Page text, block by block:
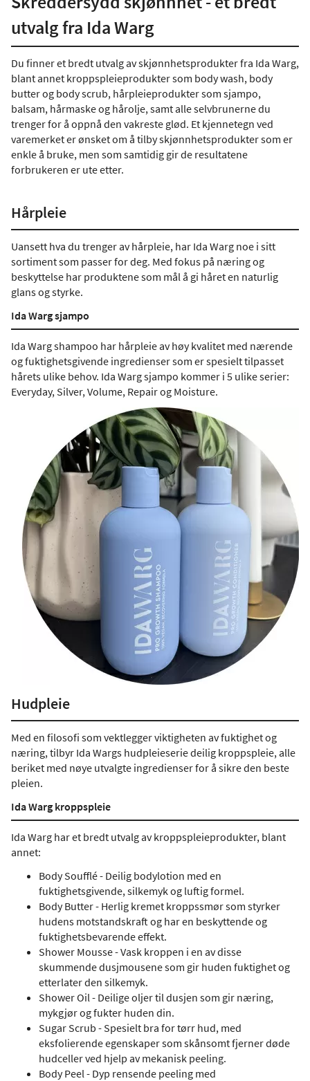
utvalg fra Ida Warg
Du finner et bredt utvalg av skjønnhetsprodukter fra Ida Warg,
blant annet kroppspleieprodukter som body wash, body
butter og body scrub, hårpleieprodukter som sjampo,
balsam, hårmaske og hårolje, samt alle selvbrunerne du
trenger for å oppnå den vakreste glød. Et kjennetegn ved
varemerket er ønsket om å tilby skjønnhetsprodukter som er
enkle å bruke, men som samtidig gir de resultatene
forbrukeren er ute etter.
Hårpleie
Uansett hva du trenger av hårpleie, har Ida Warg noe i sitt
sortiment som passer for deg. Med fokus på næring og
beskyttelse har produktene som mål å gi håret en naturlig
glans og styrke.
Ida Warg sjampo
Ida Warg shampoo har hårpleie av høy kvalitet med nærende
og fuktighetsgivende ingredienser som er spesielt tilpasset
hårets ulike behov. Ida Warg sjampo kommer i 5 ulike serier:
Everyday, Silver, Volume, Repair og Moisture.
Hudpleie
Med en filosofi som vektlegger viktigheten av fuktighet og
næring, tilbyr Ida Wargs hudpleieserie deilig kroppspleie, alle
beriket med nøye utvalgte ingredienser for å sikre den beste
pleien.
Ida Warg kroppspleie
Ida Warg har et bredt utvalg av kroppspleieprodukter, blant
annet:
Body Soufflé - Deilig bodylotion med en
fuktighetsgivende, silkemyk og luftig formel.
Body Butter - Herlig kremet kroppssmør som styrker
hudens motstandskraft og har en beskyttende og
fuktighetsbevarende effekt.
Shower Mousse - Vask kroppen i en av disse
skummende dusjmousene som gir huden fuktighet og
etterlater den silkemyk.
Shower Oil - Deilige oljer til dusjen som gir næring,
mykgjør og fukter huden din.
Sugar Scrub - Spesielt bra for tørr hud, med
eksfolierende egenskaper som skånsomt fjerner døde
hudceller ved hjelp av mekanisk peeling.
Body Peel - Dyp rensende peeling med